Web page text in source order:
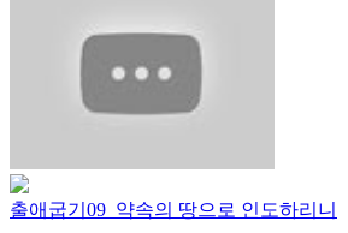
출애굽기09_약속의 땅으로 인도하리니